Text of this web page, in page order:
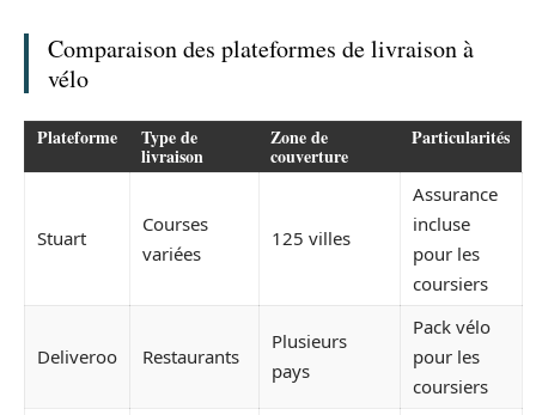
Comparaison des plateformes de livraison à
vélo
Plateforme Type de
livraison
Zone de
couverture
Particularités
Stuart
Courses
variées
125 villes
Assurance
incluse
pour les
coursiers
Deliveroo Restaurants
Plusieurs
pays
Pack vélo
pour les
coursiers